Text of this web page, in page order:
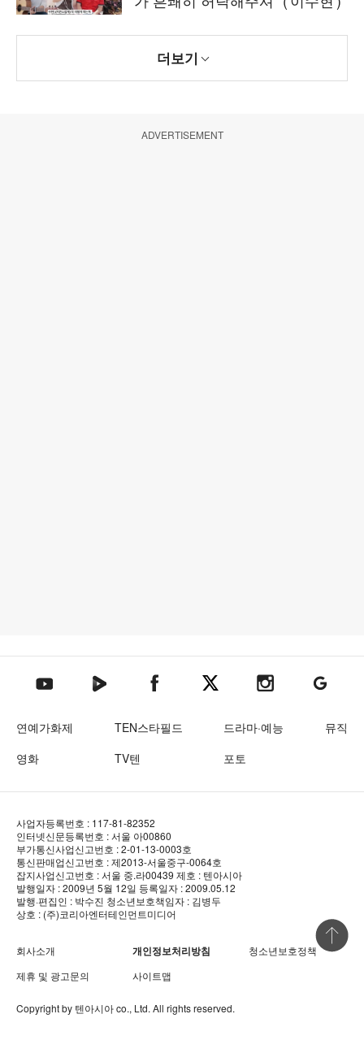
더보기
ADVERTISEMENT
텐아시아 유튜브텐아시아 네이버TV텐아시아 페이스북텐아시아 엑스텐아시아 인스타그램
텐아시아
연예가화제 TEN스타필드 드라마·예능
뮤직
영화
TV텐 포토
사업자등록번호 : 117-81-82352
인터넷신문등록번호 : 서울 아00860
부가통신사업신고번호 : 2-01-13-0003호
통신판매업신고번호 : 제2013-서울중구-0064호
잡지사업신고번호 : 서울 중.라00439 제호 : 텐아시아
발행일자 : 2009년 5월 12일 등록일자 : 2009.05.12
발행·편집인 : 박수진 청소년보호책임자 : 김병두
상호 : (주)코리아엔터테인먼트미디어
회사소개 개인정보처리방침
청소년보호정책
제휴 및 광고문의
사이트맵
Copyright by 텐아시아co., Ltd. All rights reserved.
상단 바로